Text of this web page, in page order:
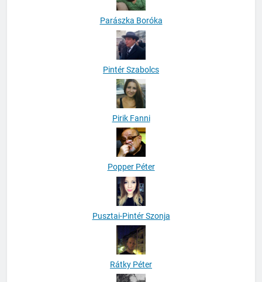
Parászka Boróka
Pintér Szabolcs
Pirik Fanni
Popper Péter
Pusztai-Pintér Szonja
Rátky Péter